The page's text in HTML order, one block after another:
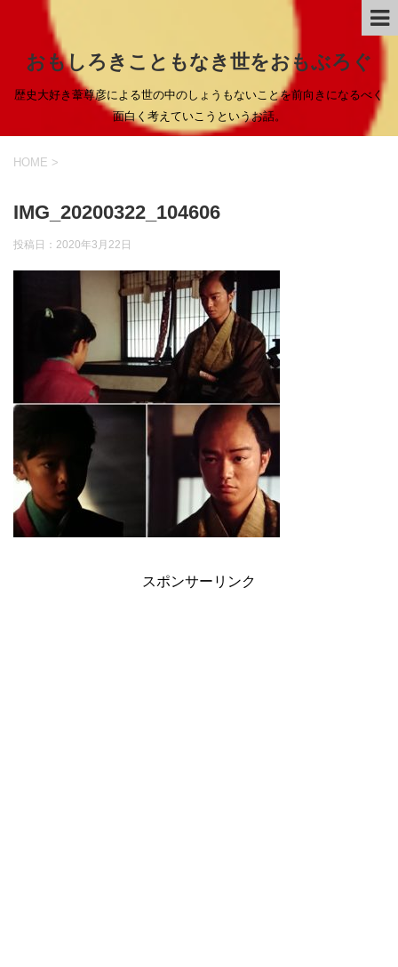
おもしろきこともなき世をおもぶろぐ
歴史大好き葦尊彦による世の中のしょうもないことを前向きになるべく
面白く考えていこうというお話。
HOME >
IMG_20200322_104606
投稿日： 2020年3月22日
スポンサーリンク